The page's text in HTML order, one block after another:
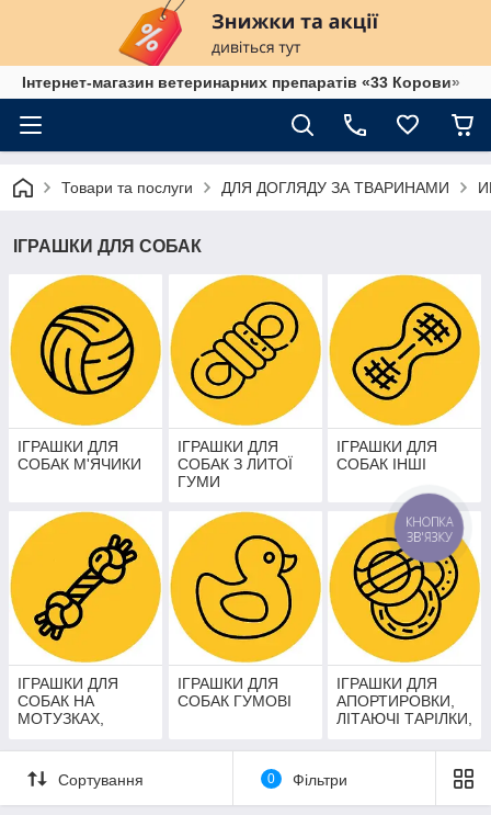
Інтернет-магазин ветеринарних препаратів «33 Корови»
Товари та послуги ДЛЯ ДОГЛЯДУ ЗА ТВАРИНАМИ
ІГРАШКИ ДЛЯ СОБАК
ІГРАШКИ ДЛЯ
СОБАК М'ЯЧИКИ
ІГРАШКИ ДЛЯ
СОБАК З ЛИТОЇ
ГУМИ
ІГРАШКИ ДЛЯ
СОБАК ІНШІ
ІГРАШКИ ДЛЯ
СОБАК НА
МОТУЗКАХ,
ГРЕЙФЕРИ
ІГРАШКИ ДЛЯ
СОБАК ГУМОВІ
ІГРАШКИ ДЛЯ
АПОРТИРОВКИ,
ЛІТАЮЧІ ТАРІЛКИ,
Сортування 0 Фільтри
КНОПКА
ЗВ'ЯЗКУ